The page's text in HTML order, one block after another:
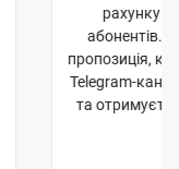
рахунку
абонентів.
пропозиція,
Telegram-
та